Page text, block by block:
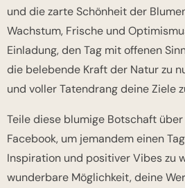
und die zarte Schönheit der
Wachstum, Frische und
Einladung, den Tag mit offenen
die belebende Kraft der Natur zu
und voller Tatendrang deine Ziele
Teile diese blumige Botschaft
Facebook, um jemandem einen
Inspiration und positiver Vibes zu
wunderbare Möglichkeit, deine